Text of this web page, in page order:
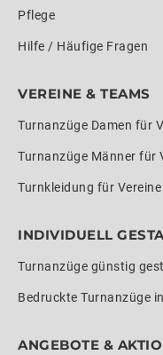
Pflege
Hilfe / Häufige Fragen
VEREINE & TEAMS
Turnanzüge Damen für
Turnanzüge Männer für
Turnkleidung für
INDIVIDUELL
Turnanzüge günstig
Bedruckte Turnanzüge
ANGEBOTE &